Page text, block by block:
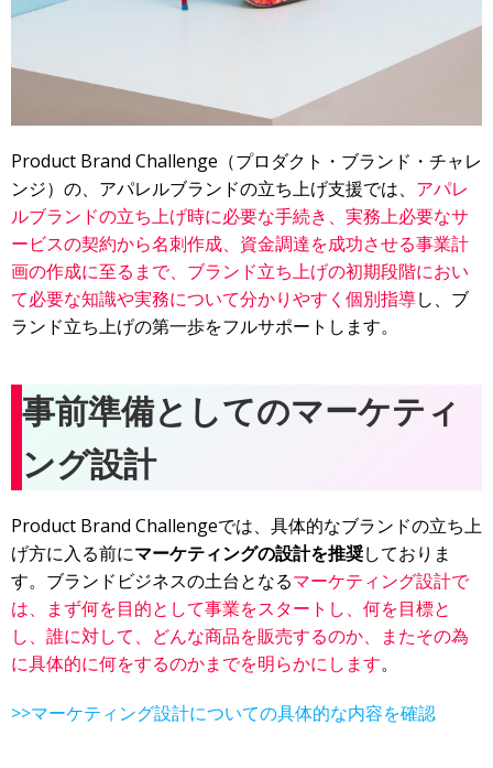
Product Brand Challenge（プロダクト・ブランド・チャレ
ンジ）の、アパレルブランドの立ち上げ支援では、 アパレ
ルブランドの立ち上げ時に必要な手続き、実務上必要なサ
ービスの契約から名刺作成、資金調達を成功させる事業計
画の作成に至るまで、ブランド立ち上げの初期段階におい
て必要な知識や実務について分かりやすく個別指導し、ブ
ランド立ち上げの第一歩をフルサポートします。
事前準備としてのマーケティ
ング設計
Product Brand Challengeでは、具体的なブランドの立ち上
げ方に入る前にマーケティングの設計を推奨しておりま
す。ブランドビジネスの土台となるマーケティング設計で
は、まず何を目的として事業をスタートし、何を目標と
し、誰に対して、どんな商品を販売するのか、またその為
に具体的に何をするのかまでを明らかにします。
>>マーケティング設計についての具体的な内容を確認